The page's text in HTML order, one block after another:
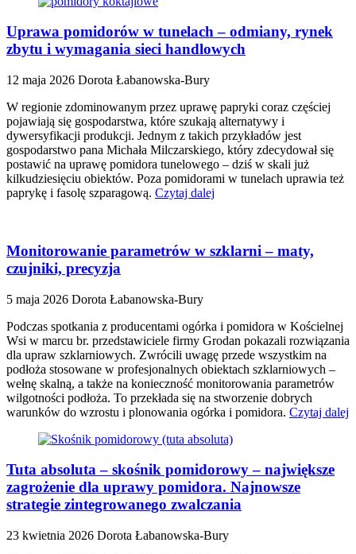
Uprawa pomidorów w tunelach – odmiany, rynek
zbytu i wymagania sieci handlowych
12 maja 2026 Dorota Łabanowska-Bury
W regionie zdominowanym przez uprawę papryki coraz częściej
pojawiają się gospodarstwa, które szukają alternatywy i
dywersyfikacji produkcji. Jednym z takich przykładów jest
gospodarstwo pana Michała Milczarskiego, który zdecydował się
postawić na uprawę pomidora tunelowego – dziś w skali już
kilkudziesięciu obiektów. Poza pomidorami w tunelach uprawia też
paprykę i fasolę szparagową. Czytaj dalej
Monitorowanie parametrów w szklarni – maty,
czujniki, precyzja
5 maja 2026 Dorota Łabanowska-Bury
Podczas spotkania z producentami ogórka i pomidora w Kościelnej
Wsi w marcu br. przedstawiciele firmy Grodan pokazali rozwiązania
dla upraw szklarniowych. Zwrócili uwagę przede wszystkim na
podłoża stosowane w profesjonalnych obiektach szklarniowych –
wełnę skalną, a także na konieczność monitorowania parametrów
wilgotności podłoża. To przekłada się na stworzenie dobrych
warunków do wzrostu i plonowania ogórka i pomidora. Czytaj dalej
Tuta absoluta – skośnik pomidorowy – największe
zagrożenie dla uprawy pomidora. Najnowsze
strategie zintegrowanego zwalczania
23 kwietnia 2026 Dorota Łabanowska-Bury